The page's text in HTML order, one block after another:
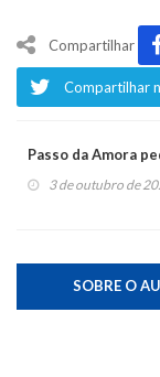
Compartilhar
Compartilhar
Passo da Amora
3 de outubro de
SOBRE O